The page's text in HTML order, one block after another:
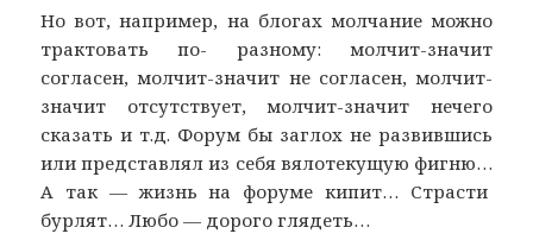
Но вот, например, на блогах молчание можно
трактовать по- разному: молчит-значит
согласен, молчит-значит не согласен, молчит-
значит отсутствует, молчит-значит нечего
сказать и т.д. Форум бы заглох не развившись
или представлял из себя вялотекущую фигню…
А так — жизнь на форуме кипит… Страсти
бурлят… Любо — дорого глядеть…